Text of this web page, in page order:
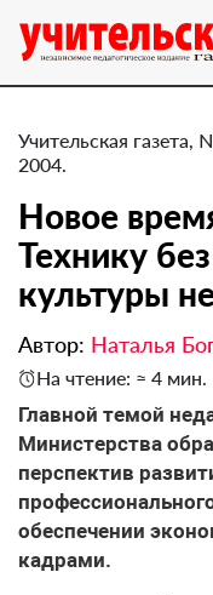
Учительская газета,
2004.
Новое
Технику
культуры
Автор: Наталья
На чтение: ≈ 4 мин.
Главной темой
Министерства
перспектив
обеспечении
кадрами.